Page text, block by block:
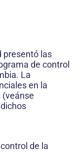
presentó las
de control
La
en la
(veánse
de la